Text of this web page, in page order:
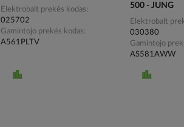
Elektrobalt prekės kodas
025702
Gamintojo prekės kodas
A561PLTV
500 - JUNG
Elektrobalt
030380
Gamintojo
AS581AWW